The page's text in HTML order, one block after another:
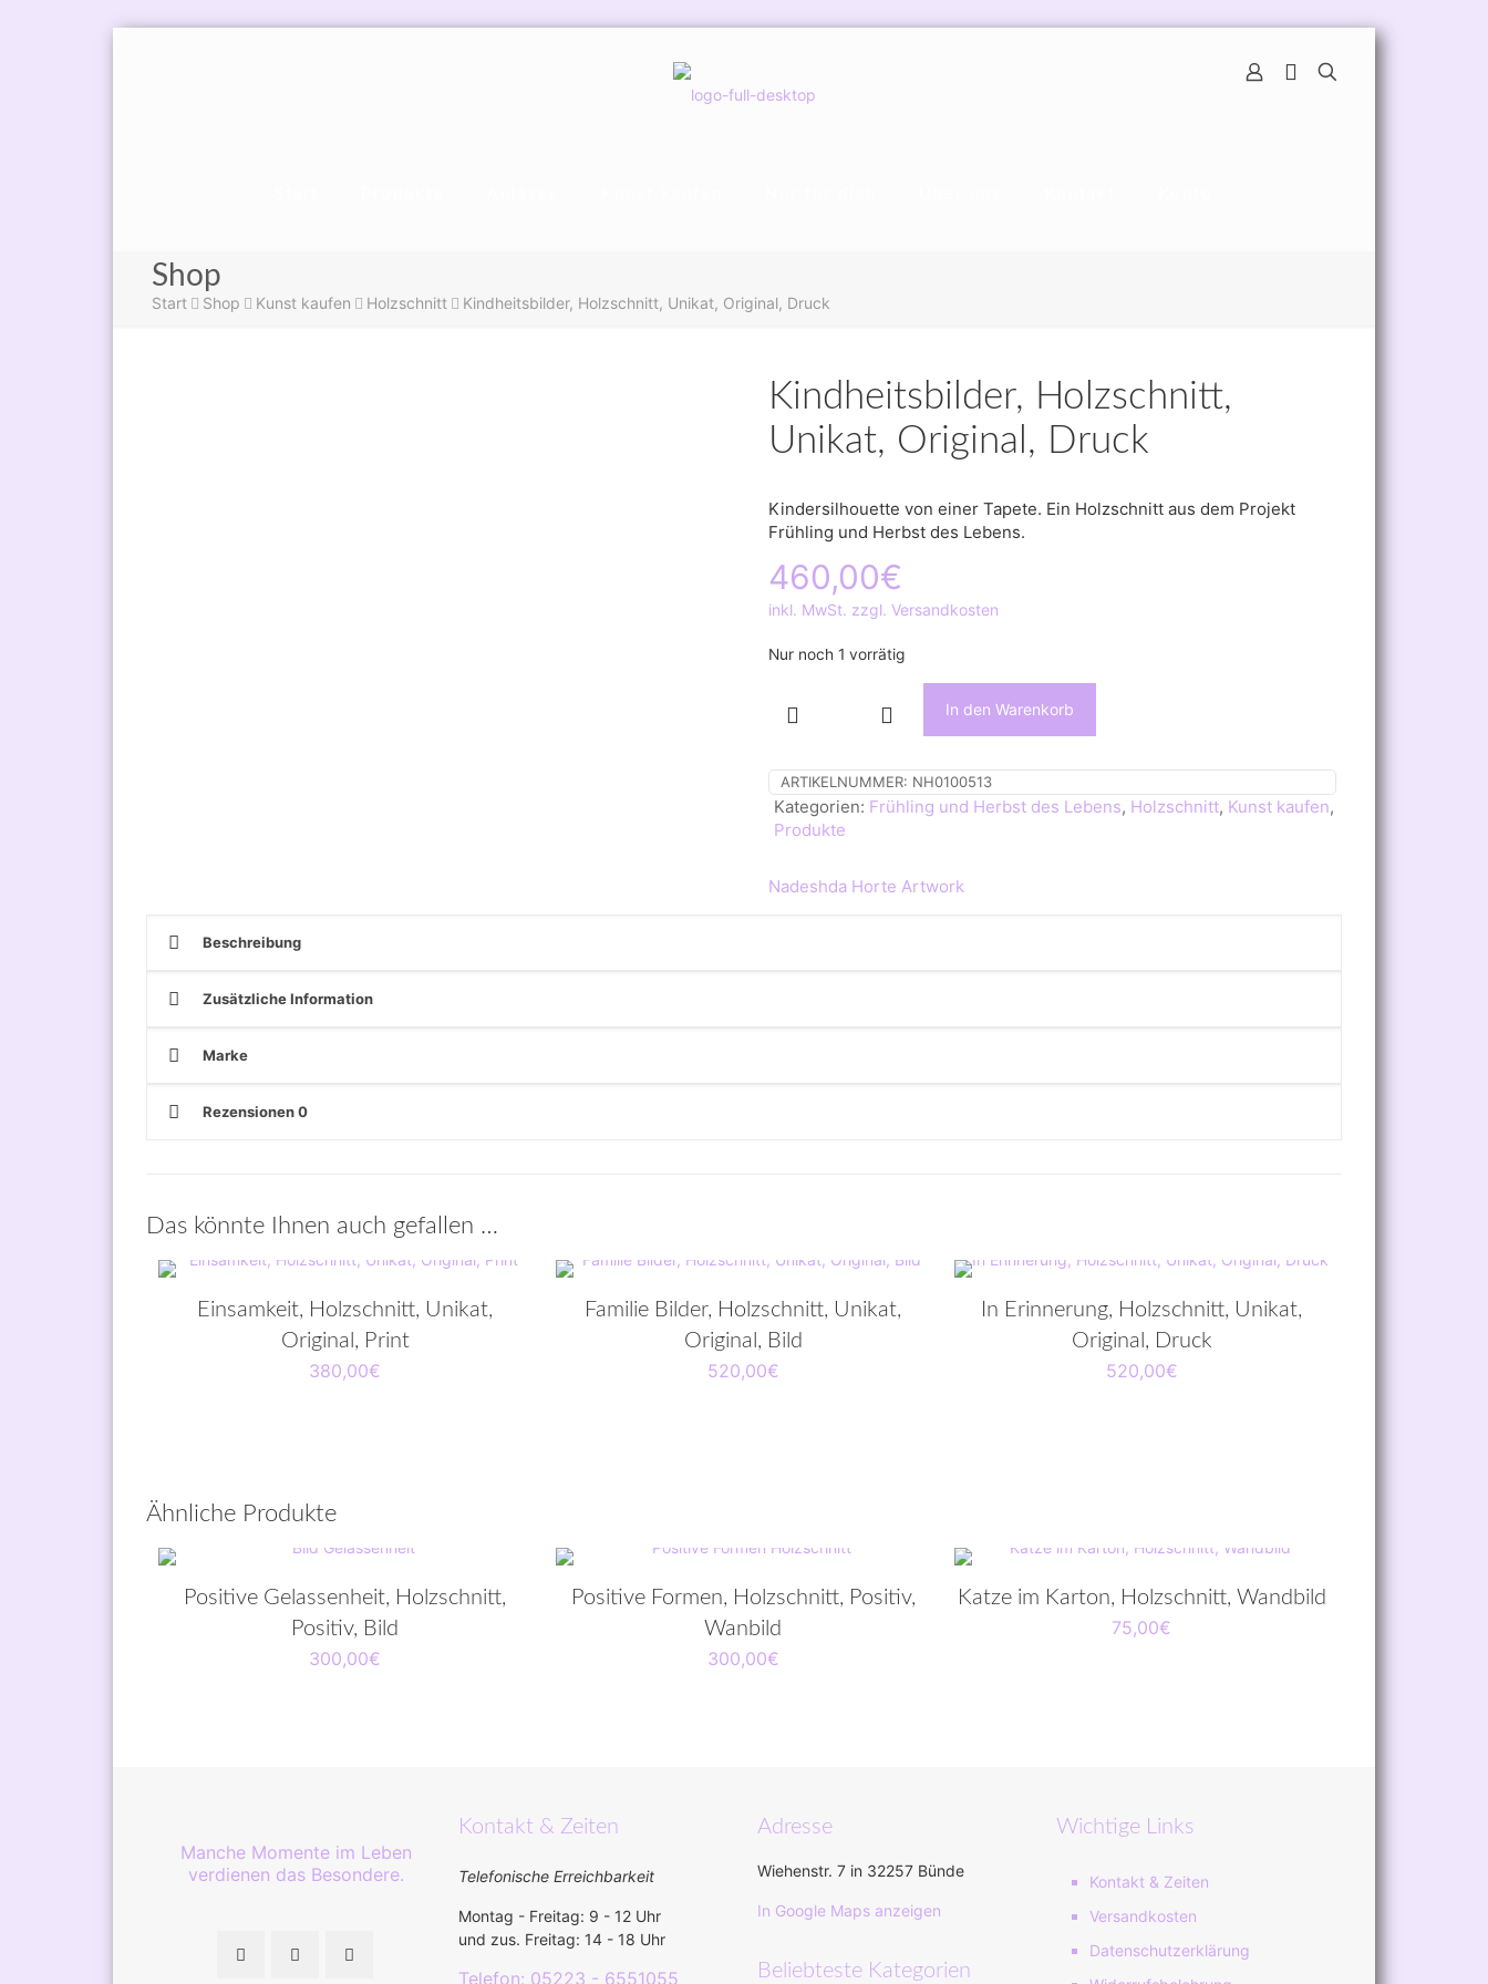
Shop
Start Shop Kunst kaufen Holzschnitt Kindheitsbilder, Holzschnitt, Unikat, Original, Druck
Kindheitsbilder, Holzschnitt,
Unikat, Original, Druck
Kindersilhouette von einer Tapete. Ein Holzschnitt aus dem Projekt
Frühling und Herbst des Lebens.
460,00€
inkl. MwSt. zzgl. Versandkosten
Nur noch 1 vorrätig
Kindheitsbilder,
Unikat,
Original,
Druck
Menge
In den Warenkorb
ARTIKELNUMMER: NH0100513
Kategorien: Frühling und Herbst des Lebens, Holzschnitt, Kunst kaufen,
Produkte
Nadeshda Horte Artwork
Beschreibung
Zusätzliche Information
Marke
Rezensionen0
Das könnte Ihnen auch gefallen …
Einsamkeit, Holzschnitt, Unikat,
Original, Print
380,00€
Familie Bilder, Holzschnitt, Unikat,
Original, Bild
520,00€
In Erinnerung, Holzschnitt, Unikat,
Original, Druck
520,00€
Ähnliche Produkte
Positive Gelassenheit, Holzschnitt,
Positiv, Bild
300,00€
Positive Formen, Holzschnitt, Positiv,
Wanbild
300,00€
Katze im Karton, Holzschnitt, Wandbild
75,00€
Manche Momente im Leben
verdienen das Besondere.
Kontakt & Zeiten
Telefonische Erreichbarkeit
Montag - Freitag: 9 - 12 Uhr
und zus. Freitag: 14 - 18 Uhr
Telefon: 05223 - 6551055
Adresse
Wiehenstr. 7 in 32257 Bünde
In Google Maps anzeigen
Beliebteste Kategorien
Wichtige Links
Kontakt & Zeiten
Versandkosten
Datenschutzerklärung